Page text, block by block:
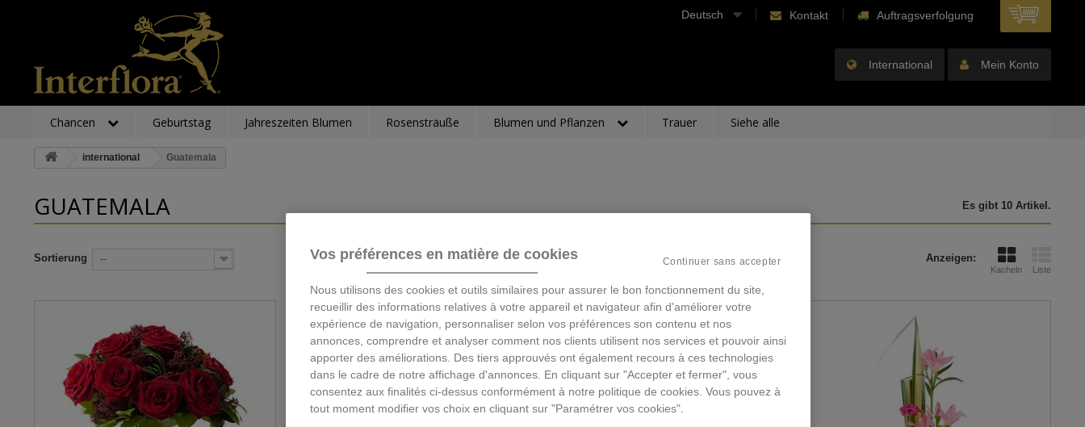
Deutsch Kontakt Auftragsverfolgung
International Mein Konto
Chancen Geburtstag Jahreszeiten Blumen Rosensträuße Blumen und Pflanzen Trauer Siehe alle
international Guatemala
GUATEMALA Es gibt 10 Artikel.
Anzeigen:
Kacheln Liste
Sortierung -- Vos préférences en matière de cookies
Nous utilisons des cookies et outils similaires pour assurer le bon fonctionnement du site,
recueillir des informations relatives à votre appareil et navigateur afin d'améliorer votre
expérience de navigation, personnaliser selon vos préférences son contenu et nos
annonces, comprendre et analyser comment nos clients utilisent nos services et pouvoir ainsi
apporter des améliorations. Des tiers approuvés ont également recours à ces technologies
dans le cadre de notre affichage d'annonces. En cliquant sur "Accepter et fermer", vous
consentez aux finalités ci-dessus conformément à notre politique de cookies. Vous pouvez à
tout moment modifier vos choix en cliquant sur "Paramétrer vos cookies".
Continuer sans accepter